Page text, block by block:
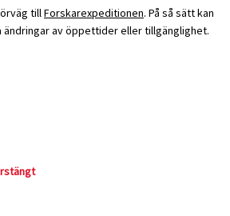
tillForskarexpeditionen. På så sätt kan
av öppettider eller tillgänglighet.